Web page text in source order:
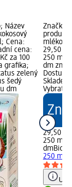
Název
Cena:
cena:
za 100
grafika;
zelený
šedý
dm
Značka:
mléko,
29,50
250 ml
dm
Vybrat
29,50 Kč
250 ml
dmBio
250 ml